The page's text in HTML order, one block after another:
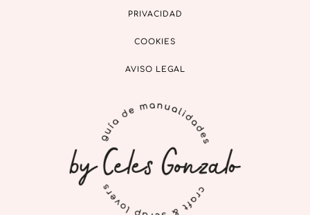
PRIVACIDAD
COOKIES
AVISO LEGAL